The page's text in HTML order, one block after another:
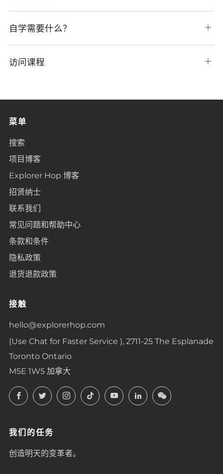
项
自学需要什么？
打
项
访问课程
打
菜单
搜索
项目博客
Explorer Hop 博客
招贤纳士
联系我们
常见问题和帮助中心
条款和条件
隐私政策
退货退款政策
接触
hello@explorerhop.com
(Use Chat for Faster Service ), 2711-25 The Esplanade
Toronto Ontario
M5E 1W5 加拿大
FacebookTwitterInstagram
TikTokYouTubeLinkedInLinkedIn
我们的任务
创造明天的变革者。